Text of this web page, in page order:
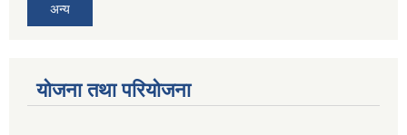
अन्य
योजना तथा परियोजना